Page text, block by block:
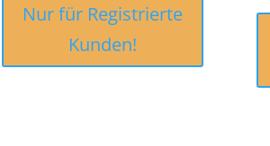
Nur für Registrierte
Kunden!